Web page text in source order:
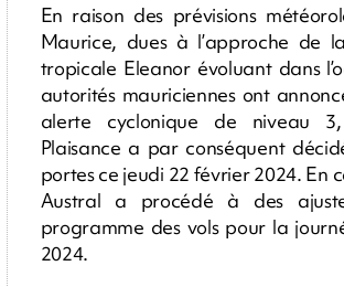
En raison des prévisions
Maurice, dues à l’approche de
tropicale Eleanor évoluant dans
autorités mauriciennes ont
alerte cyclonique de niveau
Plaisance a par conséquent
portes ce jeudi 22 février 2024. En
Austral a procédé à des
programme des vols pour la
2024.